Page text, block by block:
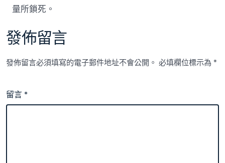
量所鎖死。
發佈留言
發佈留言必須填寫的電子郵件地址不會公開。 必填欄位標示為*
留言*